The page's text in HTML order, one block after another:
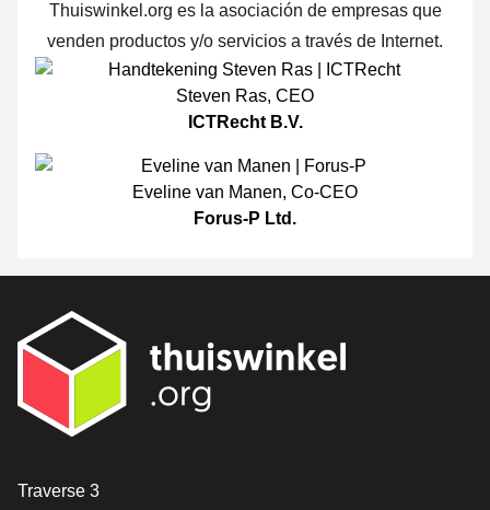
Thuiswinkel.org es la asociación de empresas que
venden productos y/o servicios a través de Internet.
Steven Ras, CEO
ICTRecht B.V.
Eveline van Manen, Co-CEO
Forus-P Ltd.
[_General:Contact]
Traverse 3